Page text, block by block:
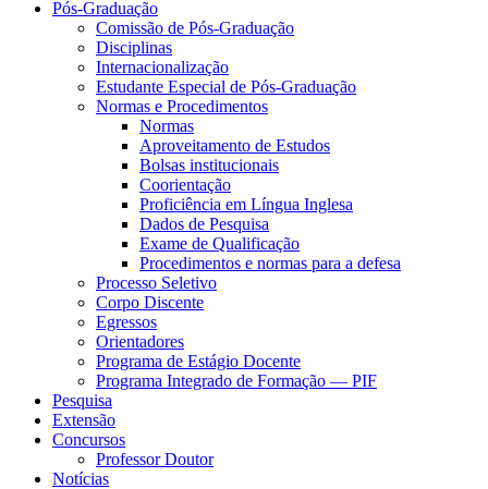
Pós-Graduação
Comissão de Pós-Graduação
Disciplinas
Internacionalização
Estudante Especial de Pós-Graduação
Normas e Procedimentos
Normas
Aproveitamento de Estudos
Bolsas institucionais
Coorientação
Proficiência em Língua Inglesa
Dados de Pesquisa
Exame de Qualificação
Procedimentos e normas para a defesa
Processo Seletivo
Corpo Discente
Egressos
Orientadores
Programa de Estágio Docente
Programa Integrado de Formação — PIF
Pesquisa
Extensão
Concursos
Professor Doutor
Notícias